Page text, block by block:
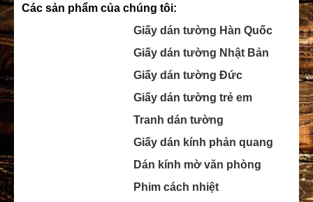
Các sản phẩm của chúng tôi:
Giấy dán tường Hàn Quốc
Giấy dán tường Nhật Bản
Giấy dán tường Đức
Giấy dán tường trẻ em
Tranh dán tường
Giấy dán kính phản quang
Dán kính mờ văn phòng
Phim cách nhiệt